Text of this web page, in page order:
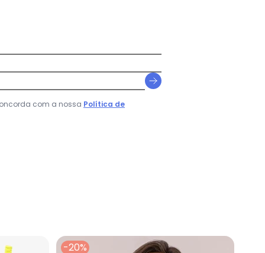
-20%
com a nossa Política de